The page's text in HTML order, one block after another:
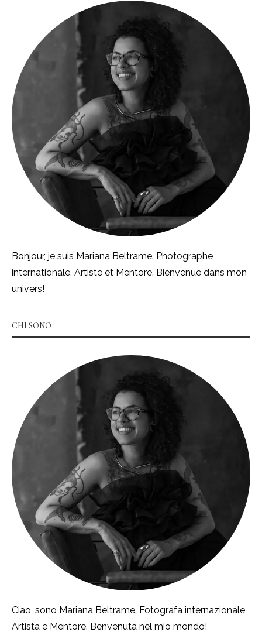
Bonjour, je suis Mariana Beltrame. Photographe
internationale, Artiste et Mentore. Bienvenue dans mon
univers!
CHI SONO
Ciao, sono Mariana Beltrame. Fotografa internazionale,
Artista e Mentore. Benvenuta nel mio mondo!